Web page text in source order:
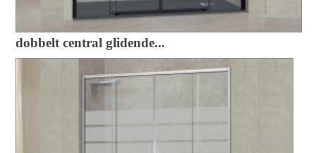
dobbelt central glidende...